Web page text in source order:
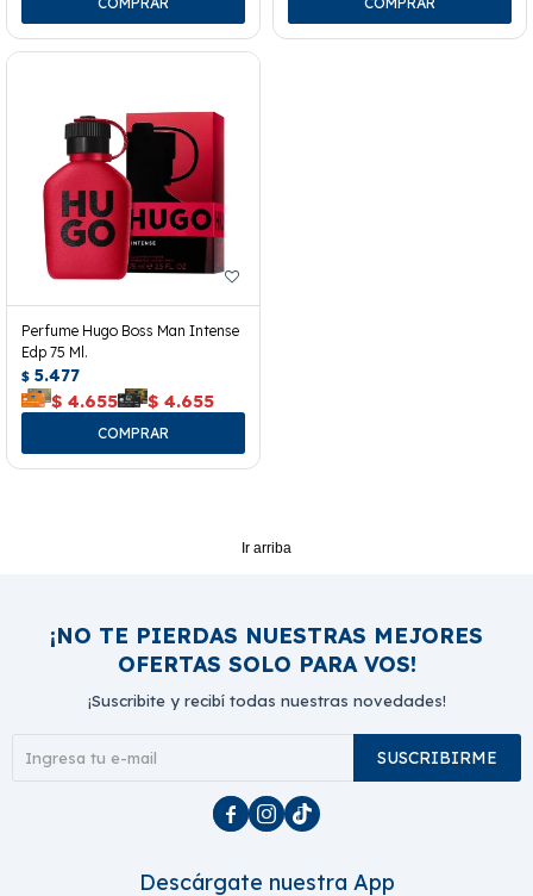
Perfume Hugo Boss Man Intense
Edp 75 Ml.
$ 5.477
$ 4.655 $ 4.655
Ir arriba
¡NO TE PIERDAS NUESTRAS MEJORES
OFERTAS SOLO PARA VOS!
¡Suscribite y recibí todas nuestras novedades!
SUSCRIBIRME
  
Descárgate nuestra App